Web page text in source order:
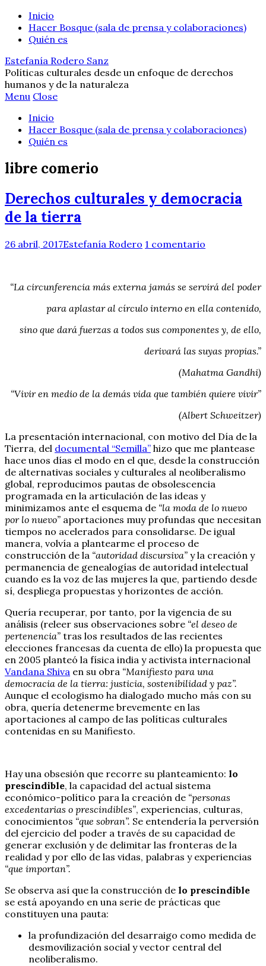
Inicio
Hacer Bosque (sala de prensa y colaboraciones)
Quién es
Estefanía Rodero Sanz
Políticas culturales desde un enfoque de derechos
humanos y de la naturaleza
Menu Close
Inicio
Hacer Bosque (sala de prensa y colaboraciones)
Quién es
libre comerio
Derechos culturales y democracia
de la tierra
26 abril, 2017Estefanía Rodero 1 comentario
“La circunferencia más externa jamás se servirá del poder
para aplastar al círculo interno en ella contenido,
sino que dará fuerzas a todos sus componentes y, de ello,
derivará las suyas propias.”
(Mahatma Gandhi)
“Vivir en medio de la demás vida que también quiere vivir”
(Albert Schweitzer)
La presentación internacional, con motivo del Día de la
Tierra, del documental “Semilla” hizo que me plantease
hace unos días el modo en el que, desde la construcción
de alternativas sociales y culturales al neoliberalismo
global, reproducimos pautas de obsolescencia
programada en la articulación de las ideas y
minimizamos ante el esquema de “la moda de lo nuevo
por lo nuevo” aportaciones muy profundas que necesitan
tiempos no acelerados para consolidarse. De igual
manera, volvía a plantearme el proceso de
construcción de la “autoridad discursiva” y la creación y
permanencia de genealogías de autoridad intelectual
cuando es la voz de las mujeres la que, partiendo desde
sí, despliega propuestas y horizontes de acción.
Quería recuperar, por tanto, por la vigencia de su
análisis (releer sus observaciones sobre “el deseo de
pertenencia” tras los resultados de las recientes
elecciones francesas da cuenta de ello) la propuesta que
en 2005 planteó la física india y activista internacional
Vandana Shiva en su obra “Manifiesto para una
democracia de la tierra: justicia, sostenibilidad y paz”.
Aunque el ecologismo ha dialogado mucho más con su
obra, quería detenerme brevemente en las
aportaciones al campo de las políticas culturales
contenidas en su Manifiesto.
Hay una obsesión que recorre su planteamiento: lo
prescindible, la capacidad del actual sistema
económico-político para la creación de “personas
excedentarias o prescindibles”, experiencias, culturas,
conocimientos “que sobran”. Se entendería la perversión
del ejercicio del poder a través de su capacidad de
generar exclusión y de delimitar las fronteras de la
realidad y por ello de las vidas, palabras y experiencias
“que importan”.
Se observa así que la construcción de lo prescindible
se está apoyando en una serie de prácticas que
constituyen una pauta:
la profundización del desarraigo como medida de
desmovilización social y vector central del
neoliberalismo.